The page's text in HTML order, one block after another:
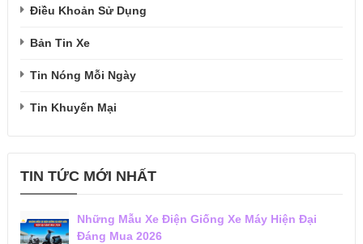
Điều Khoản Sử Dụng
Bản Tin Xe
Tin Nóng Mỗi Ngày
Tin Khuyến Mại
TIN TỨC MỚI NHẤT
Những Mẫu Xe Điện Giống Xe Máy Hiện Đại
Đáng Mua 2026